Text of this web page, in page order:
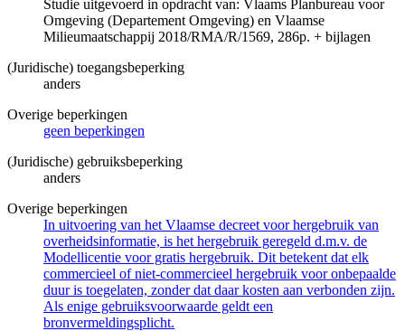
Studie uitgevoerd in opdracht van: Vlaams Planbureau voor
Omgeving (Departement Omgeving) en Vlaamse
Milieumaatschappij 2018/RMA/R/1569, 286p. + bijlagen
(Juridische) toegangsbeperking
anders
Overige beperkingen
geen beperkingen
(Juridische) gebruiksbeperking
anders
Overige beperkingen
In uitvoering van het Vlaamse decreet voor hergebruik van
overheidsinformatie, is het hergebruik geregeld d.m.v. de
Modellicentie voor gratis hergebruik. Dit betekent dat elk
commercieel of niet-commercieel hergebruik voor onbepaalde
duur is toegelaten, zonder dat daar kosten aan verbonden zijn.
Als enige gebruiksvoorwaarde geldt een
bronvermeldingsplicht.